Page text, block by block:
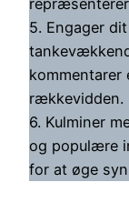
5. Engager
kommentarer
rækkevidden.
6. Kulminer
og populære
for at øge